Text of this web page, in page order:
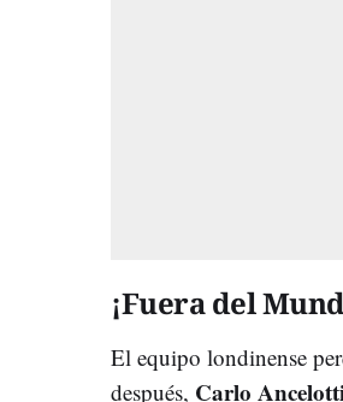
¡Fuera del
El equipo londinense
después, Carlo